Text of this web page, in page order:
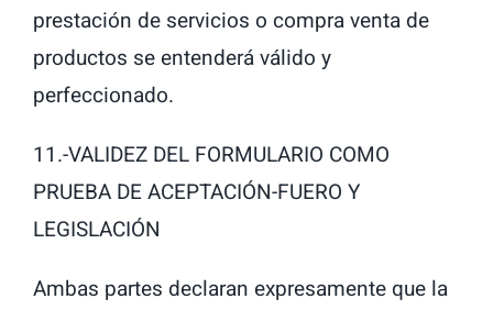
prestación de servicios o compra venta de
productos se entenderá válido y
perfeccionado.
11.-VALIDEZ DEL FORMULARIO COMO
PRUEBA DE ACEPTACIÓN-FUERO Y
LEGISLACIÓN
Ambas partes declaran expresamente que la